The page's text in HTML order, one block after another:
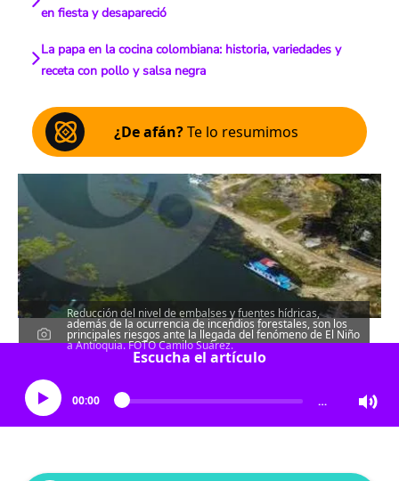
en fiesta y desapareció
La papa en la cocina colombiana: historia, variedades y
receta con pollo y salsa negra
¿De afán?Te lo resumimos
Reducción del nivel de embalses y fuentes hídricas,
además de la ocurrencia de incendios forestales, son los
principales riesgos ante la llegada del fenómeno de El Niño
a Antioquia. FOTO Camilo Suárez.
Escucha el artículo
00:00 …